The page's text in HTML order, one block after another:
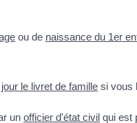
ou de naissance du 1er
le livret de famille si vous
un officier d'état civil qui est